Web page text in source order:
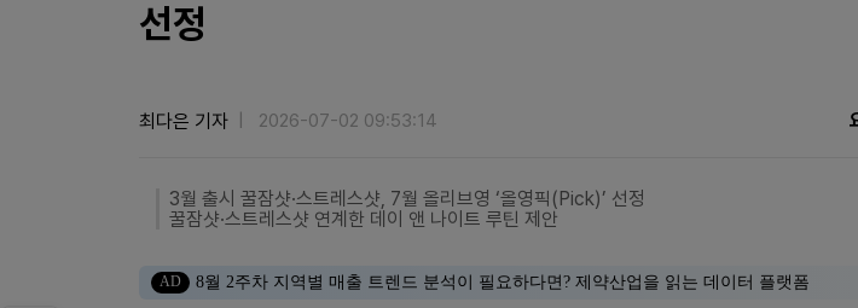
선정
최다은 기자 2026-07-02 09:53:14
3월 출시 꿀잠샷·스트레스샷, 7월 올리브영 ‘올영픽(Pick)’ 선정
꿀잠샷·스트레스샷 연계한 데이 앤 나이트 루틴 제안
AD 8월 2주차 지역별 매출 트렌드 분석이 필요하다면? 제약산업을 읽는 데이터 플랫폼